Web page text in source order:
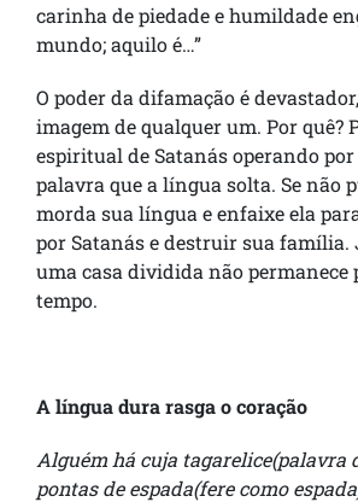
carinha de piedade e humildade
mundo; aquilo é…”
O poder da difamação é
imagem de qualquer um. Por quê?
espiritual de Satanás operando por
palavra que a língua solta. Se não
morda sua língua e enfaixe ela
por Satanás e destruir sua família.
uma casa dividida não permanece
tempo.
A língua dura rasga o coração
Alguém há cuja tagarelice(palavra
pontas de espada(fere como